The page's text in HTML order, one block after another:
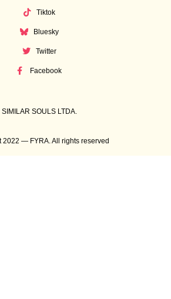
Tiktok
Bluesky
Twitter
Facebook
SIMILAR SOULS LTDA.
2022 — FYRA. All rights reserved